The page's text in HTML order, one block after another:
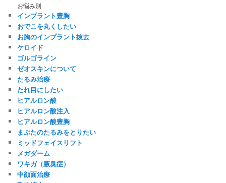
お悩み別
インプラント豊胸
おでこを丸くしたい
お胸のインプラント抜去
ケロイド
ゴルゴライン
ゼオスキンについて
たるみ治療
たれ目にしたい
ヒアルロン酸
ヒアルロン酸注入
ヒアルロン酸豊胸
まぶたのたるみをとりたい
ミッドフェイスリフト
メガダーム
ワキガ（腋臭症）
中顔面治療